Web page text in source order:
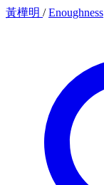
黃樺明 / Enoughness